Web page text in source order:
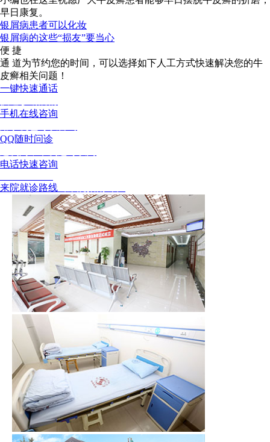
早日康复。
银屑病患者可以化妆
银屑病的这些“损友”要当心
便 捷
通 道为节约您的时间，可以选择如下人工方式快速解决您的牛
皮癣相关问题！
一键快速通话
手机在线咨询
QQ随时问诊
电话快速咨询
来院就诊路线